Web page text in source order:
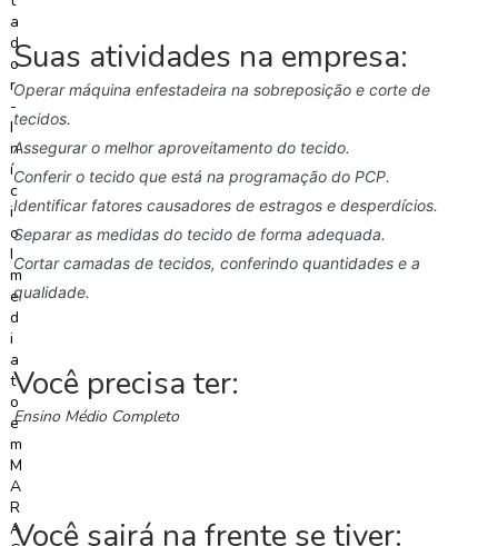
u
r
s
o
s
N
o
t
í
c
G
W
Suas atividades na empresa:
Operar máquina enfestadeira na sobreposição e corte de
tecidos.
Assegurar o melhor aproveitamento do tecido.
Conferir o tecido que está na programação do PCP.
Identificar fatores causadores de estragos e desperdícios.
Separar as medidas do tecido de forma adequada.
Cortar camadas de tecidos, conferindo quantidades e a
qualidade.
Você precisa ter:
Ensino Médio Completo
Você sairá na frente se tiver: